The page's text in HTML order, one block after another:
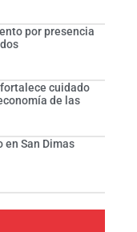
por presencia
cuidado
de las
en San Dimas